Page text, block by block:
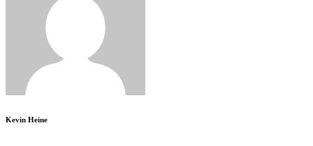
Kevin Heine